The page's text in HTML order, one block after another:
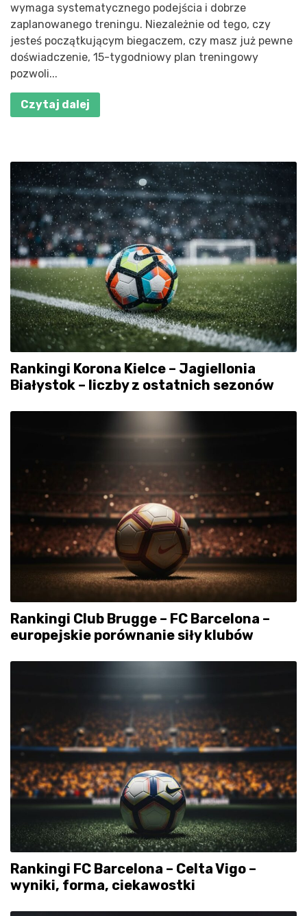
wymaga systematycznego podejścia i dobrze
zaplanowanego treningu. Niezależnie od tego, czy
jesteś początkującym biegaczem, czy masz już pewne
doświadczenie, 15-tygodniowy plan treningowy
pozwoli...
Czytaj dalej
Rankingi Korona Kielce – Jagiellonia
Białystok – liczby z ostatnich sezonów
Rankingi Club Brugge – FC Barcelona –
europejskie porównanie siły klubów
Rankingi FC Barcelona – Celta Vigo –
wyniki, forma, ciekawostki